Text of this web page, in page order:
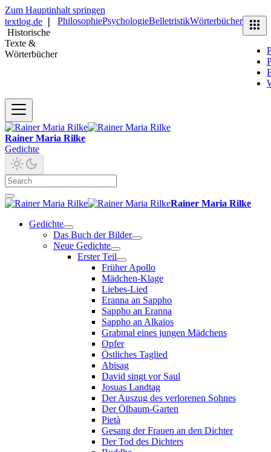
Zum Hauptinhalt springen
textlog.de
Historische
Texte &
Wörterbücher
PhilosophiePsychologieBelletristikWörterbücher
Rainer Maria Rilke
Gedichte
Rainer Maria Rilke
Gedichte
Das Buch der Bilder
Neue Gedichte
Erster Teil
Früher Apollo
Mädchen-Klage
Liebes-Lied
Eranna an Sappho
Sappho an Eranna
Sappho an Alkaïos
Grabmal eines jungen Mädchens
Opfer
Östliches Taglied
Abisag
David singt vor Saul
Josuas Landtag
Der Auszug des verlorenen Sohnes
Der Ölbaum-Garten
Pietà
Gesang der Frauen an den Dichter
Der Tod des Dichters